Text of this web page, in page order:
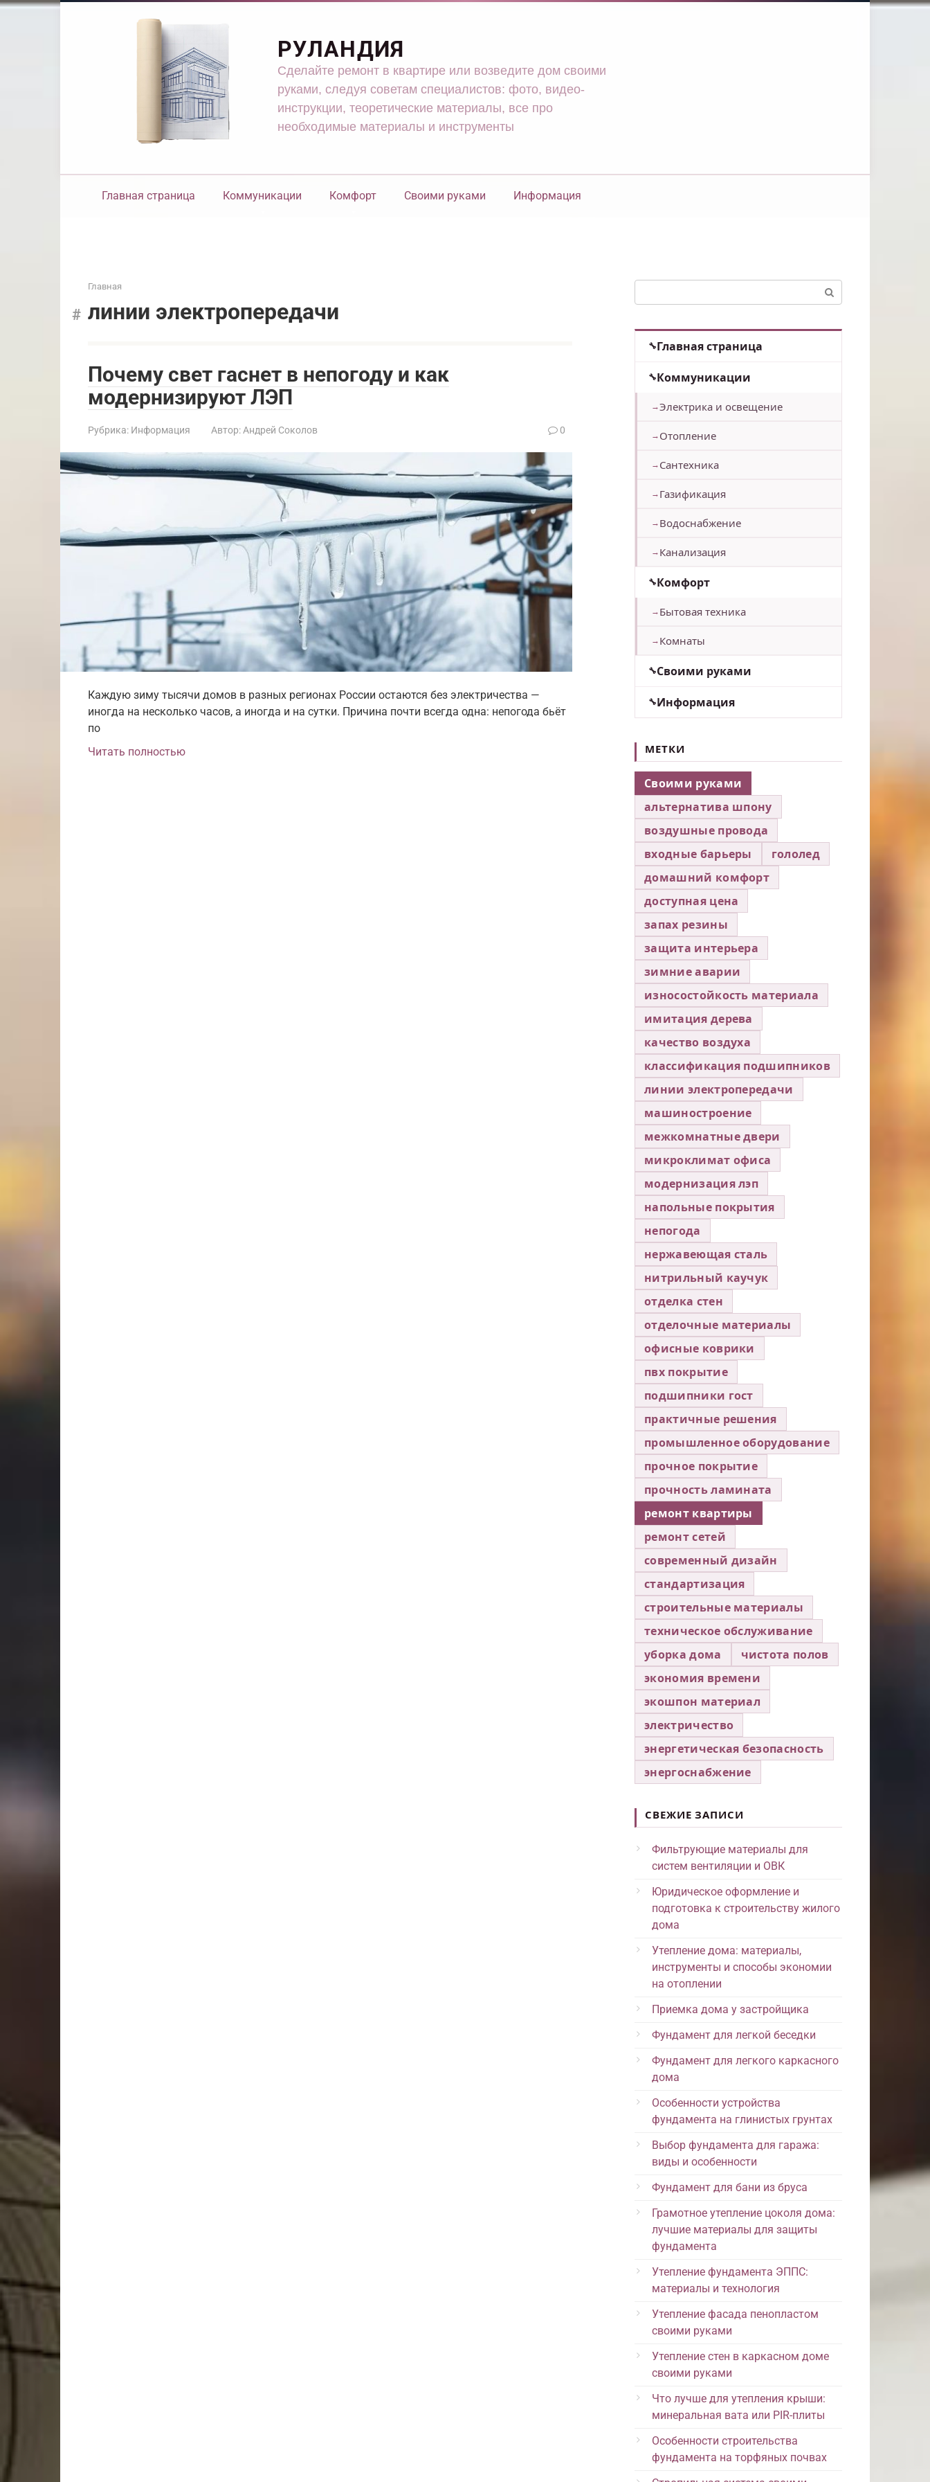
Перейти
РУЛАНДИЯ
Сделайте ремонт в квартире или возведите дом своими
руками, следуя советам специалистов: фото, видео-
инструкции, теоретические материалы, все про
необходимые материалы и инструменты
Главная страница Коммуникации Комфорт Своими руками Информация
Главная
линии электропередачи
Почему свет гаснет в непогоду и как
модернизируют ЛЭП
Рубрика: Информация Автор: Андрей Соколов 0
Каждую зиму тысячи домов в разных регионах России остаются без электричества —
иногда на несколько часов, а иногда и на сутки. Причина почти всегда одна: непогода бьёт
по
Читать полностью
Главная страница
Коммуникации
Электрика и освещение
Отопление
Сантехника
Газификация
Водоснабжение
Канализация
Комфорт
Бытовая техника
Комнаты
Своими руками
Информация
МЕТКИ
Своими руками
альтернатива шпону
воздушные провода
входные барьеры
гололед
домашний комфорт
доступная цена
запах резины
защита интерьера
зимние аварии
износостойкость материала
имитация дерева
качество воздуха
классификация подшипников
линии электропередачи
машиностроение
межкомнатные двери
микроклимат офиса
модернизация лэп
напольные покрытия
непогода
нержавеющая сталь
нитрильный каучук
отделка стен
отделочные материалы
офисные коврики
пвх покрытие
подшипники гост
практичные решения
промышленное оборудование
прочное покрытие
прочность ламината
ремонт квартиры
ремонт сетей
современный дизайн
стандартизация
строительные материалы
техническое обслуживание
уборка дома
чистота полов
экономия времени
экошпон материал
электричество
энергетическая безопасность
энергоснабжение
СВЕЖИЕ ЗАПИСИ
Фильтрующие материалы для
систем вентиляции и ОВК
Юридическое оформление и
подготовка к строительству жилого
дома
Утепление дома: материалы,
инструменты и способы экономии
на отоплении
Приемка дома у застройщика
Фундамент для легкой беседки
Фундамент для легкого каркасного
дома
Особенности устройства
фундамента на глинистых грунтах
Выбор фундамента для гаража:
виды и особенности
Фундамент для бани из бруса
Грамотное утепление цоколя дома:
лучшие материалы для защиты
фундамента
Утепление фундамента ЭППС:
материалы и технология
Утепление фасада пенопластом
своими руками
Утепление стен в каркасном доме
своими руками
Что лучше для утепления крыши:
минеральная вата или PIR-плиты
Особенности строительства
фундамента на торфяных почвах